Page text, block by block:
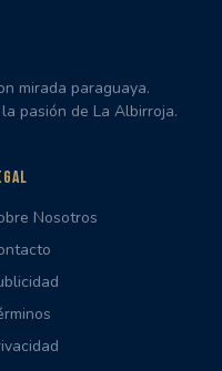
mirada paraguaya.
pasión de La Albirroja.
Nosotros